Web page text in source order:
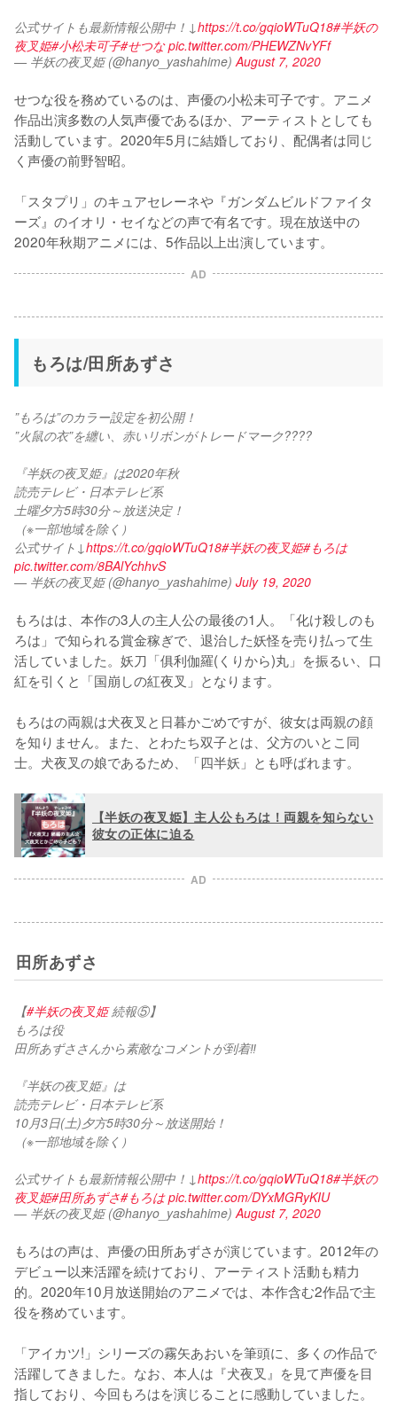
公式サイトも最新情報公開中！↓https://t.co/gqioWTuQ18#半妖の
夜叉姫#小松未可子#せつな pic.twitter.com/PHEWZNvYFf
— 半妖の夜叉姫 (@hanyo_yashahime)August 7, 2020
せつな役を務めているのは、声優の小松未可子です。アニメ
作品出演多数の人気声優であるほか、アーティストとしても
活動しています。2020年5月に結婚しており、配偶者は同じ
く声優の前野智昭。
「スタプリ」のキュアセレーネや『ガンダムビルドファイタ
ーズ』のイオリ・セイなどの声で有名です。現在放送中の
2020年秋期アニメには、5作品以上出演しています。
AD
もろは/田所あずさ
”もろは”のカラー設定を初公開！
”火鼠の衣”を纏い、赤いリボンがトレードマーク????
『半妖の夜叉姫』は2020年秋
読売テレビ・日本テレビ系
土曜夕方5時30分～放送決定！
（※一部地域を除く）
公式サイト↓https://t.co/gqioWTuQ18#半妖の夜叉姫#もろは
pic.twitter.com/8BAlYchhvS
— 半妖の夜叉姫 (@hanyo_yashahime) July 19, 2020
もろはは、本作の3人の主人公の最後の1人。「化け殺しのも
ろは」で知られる賞金稼ぎで、退治した妖怪を売り払って生
活していました。妖刀「俱利伽羅(くりから)丸」を振るい、口
紅を引くと「国崩しの紅夜叉」となります。
もろはの両親は犬夜叉と日暮かごめですが、彼女は両親の顔
を知りません。また、とわたち双子とは、父方のいとこ同
士。犬夜叉の娘であるため、「四半妖」とも呼ばれます。
【半妖の夜叉姫】主人公もろは！両親を知らない
彼女の正体に迫る
AD
田所あずさ
【#半妖の夜叉姫 続報⑤】
もろは役
田所あずささんから素敵なコメントが到着‼
『半妖の夜叉姫』は
読売テレビ・日本テレビ系
10月3日(土)夕方5時30分～放送開始！
（※一部地域を除く）
公式サイトも最新情報公開中！↓https://t.co/gqioWTuQ18#半妖の
夜叉姫#田所あずさ#もろは pic.twitter.com/DYxMGRyKIU
— 半妖の夜叉姫 (@hanyo_yashahime)August 7, 2020
もろはの声は、声優の田所あずさが演じています。2012年の
デビュー以来活躍を続けており、アーティスト活動も精力
的。2020年10月放送開始のアニメでは、本作含む2作品で主
役を務めています。
「アイカツ!」シリーズの霧矢あおいを筆頭に、多くの作品で
活躍してきました。なお、本人は『犬夜叉』を見て声優を目
指しており、今回もろはを演じることに感動していました。